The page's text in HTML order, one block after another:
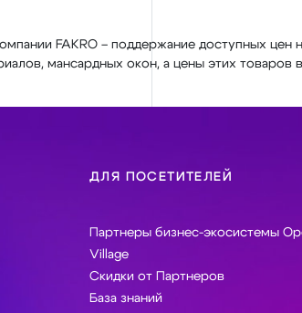
FAKRO – поддержание доступных
мансардных окон, а цены этих
ДЛЯ ПОСЕТИТЕЛЕЙ
Партнеры бизнес-экосистемы
Village
Скидки от Партнеров
База знаний